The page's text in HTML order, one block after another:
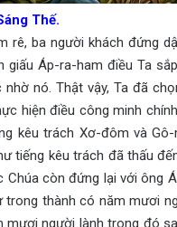
Thế.
rê, ba người khách đứng
giấu Áp-ra-ham điều Ta
nhờ nó. Thật vậy, Ta đã
hiện điều công minh
kêu trách Xơ-đôm và
tiếng kêu trách đã thấu
còn đứng lại với ông
trong thành có năm mươi
mươi người lành trong đó